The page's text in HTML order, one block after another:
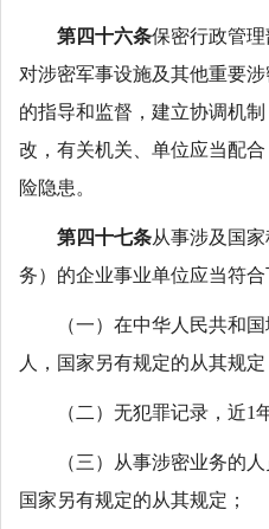
第四十六条保密行政管
对涉密军事设施及其他重要
的指导和监督，建立协调机
改，有关机关、单位应当配
险隐患。
第四十七条从事涉及国
务）的企业事业单位应当符合
（一）在中华人民共和
人，国家另有规定的从其规定
（二）无犯罪记录，近1
（三）从事涉密业务的
国家另有规定的从其规定；